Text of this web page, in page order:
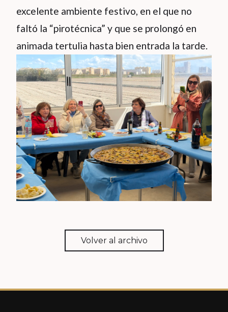
excelente ambiente festivo, en el que no
faltó la “pirotécnica” y que se prolongó en
animada tertulia hasta bien entrada la tarde.
Volver al archivo